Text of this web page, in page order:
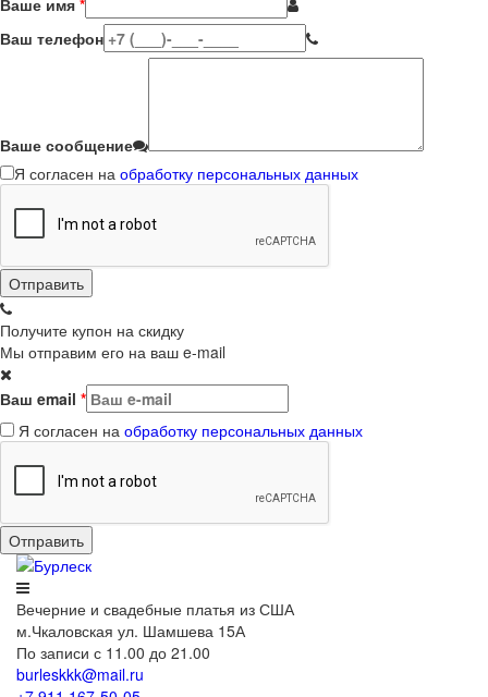
Ваше имя *
Ваш телефон
Ваше сообщение
Я согласен на обработку персональных данных
Получите купон на скидку
Мы отправим его на ваш e-mail
Ваш email *
Я согласен на обработку персональных данных
Вечерние и свадебные платья из США
м.Чкаловская ул. Шамшева 15А
По записи с 11.00 до 21.00
burleskkk@mail.ru